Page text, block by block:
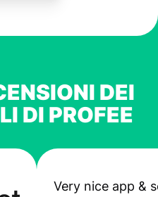
DEI
DI PROFEE
Very nice app &